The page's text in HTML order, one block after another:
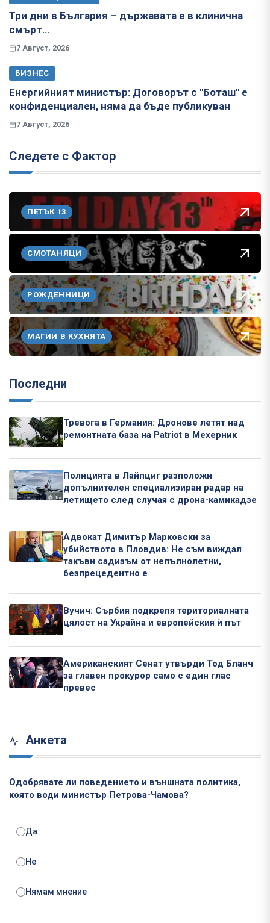
Три дни в България – държавата е в клинична
смърт…
7 Август, 2026
БИЗНЕС
Енергийният министър: Договорът с "Боташ" е
конфиденциален, няма да бъде публикуван
7 Август, 2026
Следете с Фактор
ПЕТЪК 13
СМОТАНЯЦИ
РОЖДЕННИЦИ
МАГИИ В КУХНЯТА
Последни
Тревога в Германия: Дронове летят над
ремонтната база на Patriot в Мехерник
Полицията в Лайпциг разположи
допълнителен специализиран радар на
летището след случая с дрона-камикадзе
Адвокат Димитър Марковски за
убийството в Пловдив: Не съм виждал
такъви садизъм от непълнолетни,
безпрецедентно е
Вучич: Сърбия подкрепя териториалната
цялост на Украйна и европейския ѝ път
Американският Сенат утвърди Тод Бланч
за главен прокурор само с един глас
превес
Анкета
Одобрявате ли поведението и външната политика,
която води министър Петрова-Чамова?
Да
Не
Нямам мнение